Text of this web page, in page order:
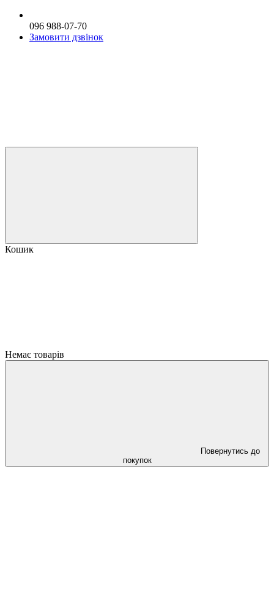
096 988-07-70
Замовити дзвінок
Кошик
Немає товарів
Повернутись до
покупок